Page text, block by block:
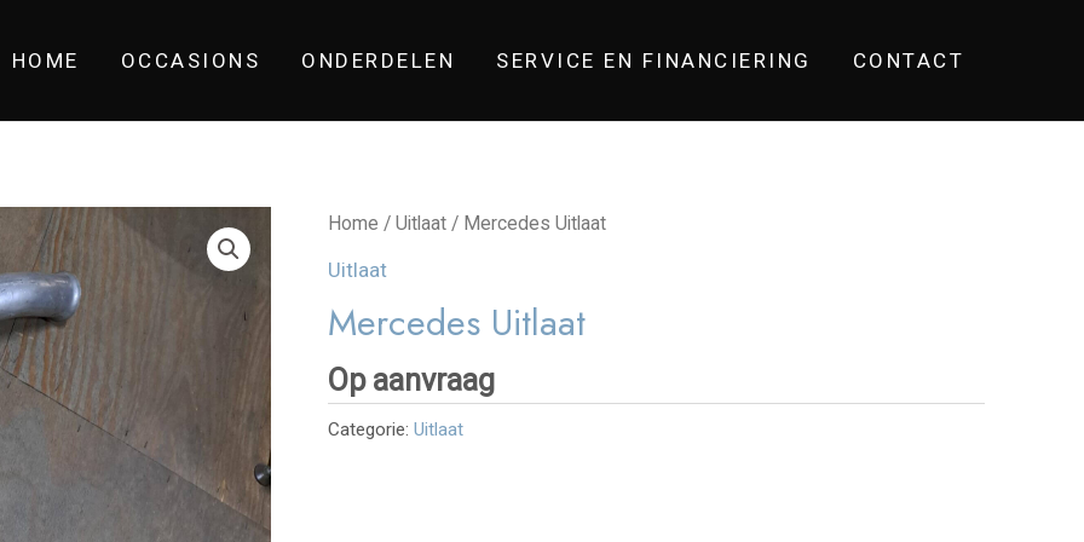
HOME OCCASIONS ONDERDELEN SERVICE EN FINANCIERING CONTACT
Home /Uitlaat / Mercedes Uitlaat
Uitlaat
Mercedes Uitlaat
Op aanvraag
Categorie:Uitlaat